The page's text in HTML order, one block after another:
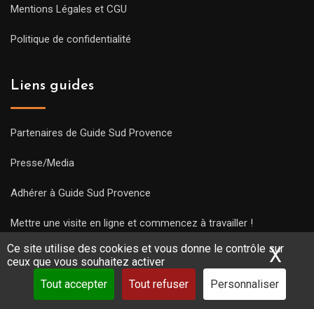
Ce site utilise des cookies et vous donne le contrôle sur
ceux que vous souhaitez activer
Tout accepter
Tout refuser Personnaliser
X
Mentions Légales et CGU
Politique de confidentialité
Liens guides
Partenaires de Guide Sud Provence
Presse/Media
Adhérer à Guide Sud Provence
Mettre une visite en ligne et commencez à travailler !